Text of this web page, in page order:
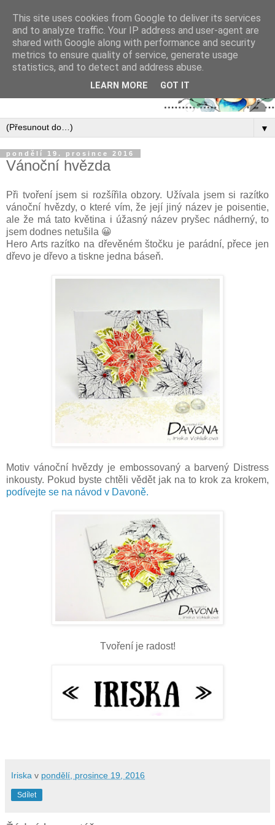
▼
pondělí 19. prosince 2016
Vánoční hvězda
Při tvoření jsem si rozšířila obzory. Užívala jsem si razítko
vánoční hvězdy, o které vím, že její jiný název je poisentie,
ale že má tato květina i úžasný název pryšec nádherný, to
jsem dodnes netušila 😀
Hero Arts razítko na dřevěném štočku je parádní, přece jen
dřevo je dřevo a tiskne jedna báseň.
Motiv vánoční hvězdy je embossovaný a barvený Distress
inkousty. Pokud byste chtěli vědět jak na to krok za krokem,
podívejte se na návod v Davoně.
Tvoření je radost!
Iriska v pondělí, prosince 19, 2016
Sdílet
This site uses cookies from Google to deliver its services
and to analyze traffic. Your IP address and user-agent are
shared with Google along with performance and security
metrics to ensure quality of service, generate usage
statistics, and to detect and address abuse.
LEARN MORE GOT IT